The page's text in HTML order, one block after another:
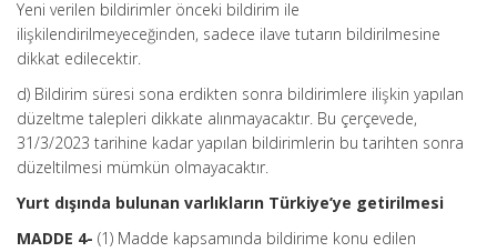
Yeni verilen bildirimler önceki bildirim ile
ilişkilendirilmeyeceğinden, sadece ilave tutarın bildirilmesine
dikkat edilecektir.
d) Bildirim süresi sona erdikten sonra bildirimlere ilişkin yapılan
düzeltme talepleri dikkate alınmayacaktır. Bu çerçevede,
31/3/2023 tarihine kadar yapılan bildirimlerin bu tarihten sonra
düzeltilmesi mümkün olmayacaktır.
Yurt dışında bulunan varlıkların Türkiye’ye getirilmesi
MADDE 4- (1) Madde kapsamında bildirime konu edilen